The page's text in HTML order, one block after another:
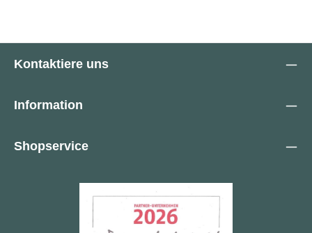
Kontaktiere uns
Information
Shopservice